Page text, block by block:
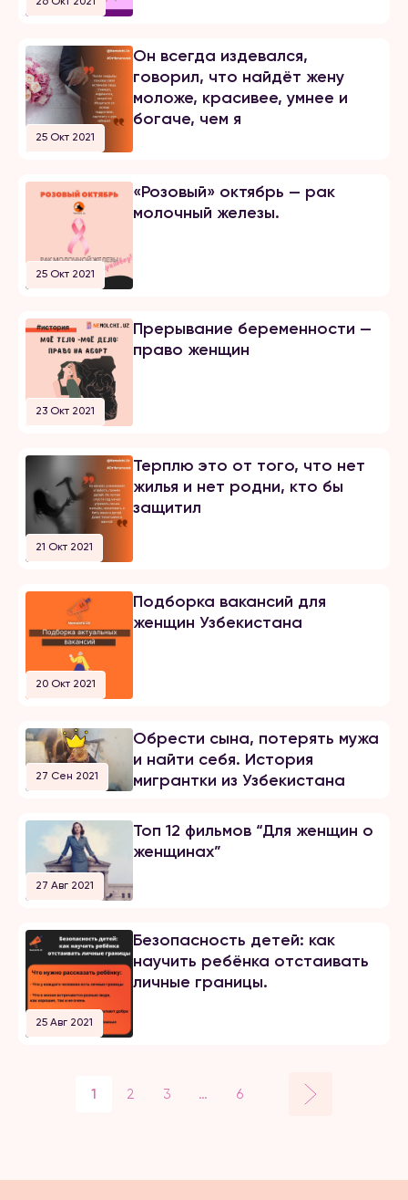
25 Окт 2021
Он всегда издевался,
говорил, что найдёт жену
моложе, красивее, умнее и
богаче, чем я
25 Окт 2021
«Розовый» октябрь — рак
молочный железы.
23 Окт 2021
Прерывание беременности —
право женщин
21 Окт 2021
Терплю это от того, что нет
жилья и нет родни, кто бы
защитил
20 Окт 2021
Подборка вакансий для
женщин Узбекистана
27 Сен 2021
Обрести сына, потерять мужа
и найти себя. История
мигрантки из Узбекистана
27 Авг 2021
Топ 12 фильмов “Для женщин о
женщинах”
25 Авг 2021
Безопасность детей: как
научить ребёнка отстаивать
личные границы.
1 2 3 … 6